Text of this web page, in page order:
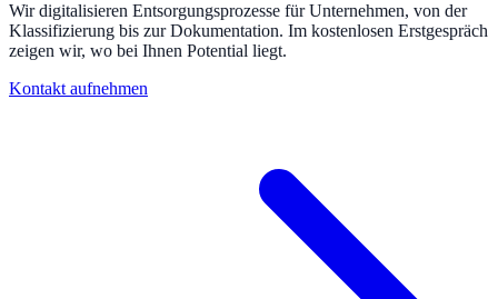
Wir digitalisieren Entsorgungsprozesse für Unternehmen, von der
Klassifizierung bis zur Dokumentation. Im kostenlosen Erstgespräch
zeigen wir, wo bei Ihnen Potential liegt.
Kontakt aufnehmen